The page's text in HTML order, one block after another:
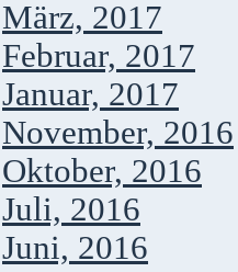
März, 2017
Februar, 2017
Januar, 2017
November, 2016
Oktober, 2016
Juli, 2016
Juni, 2016